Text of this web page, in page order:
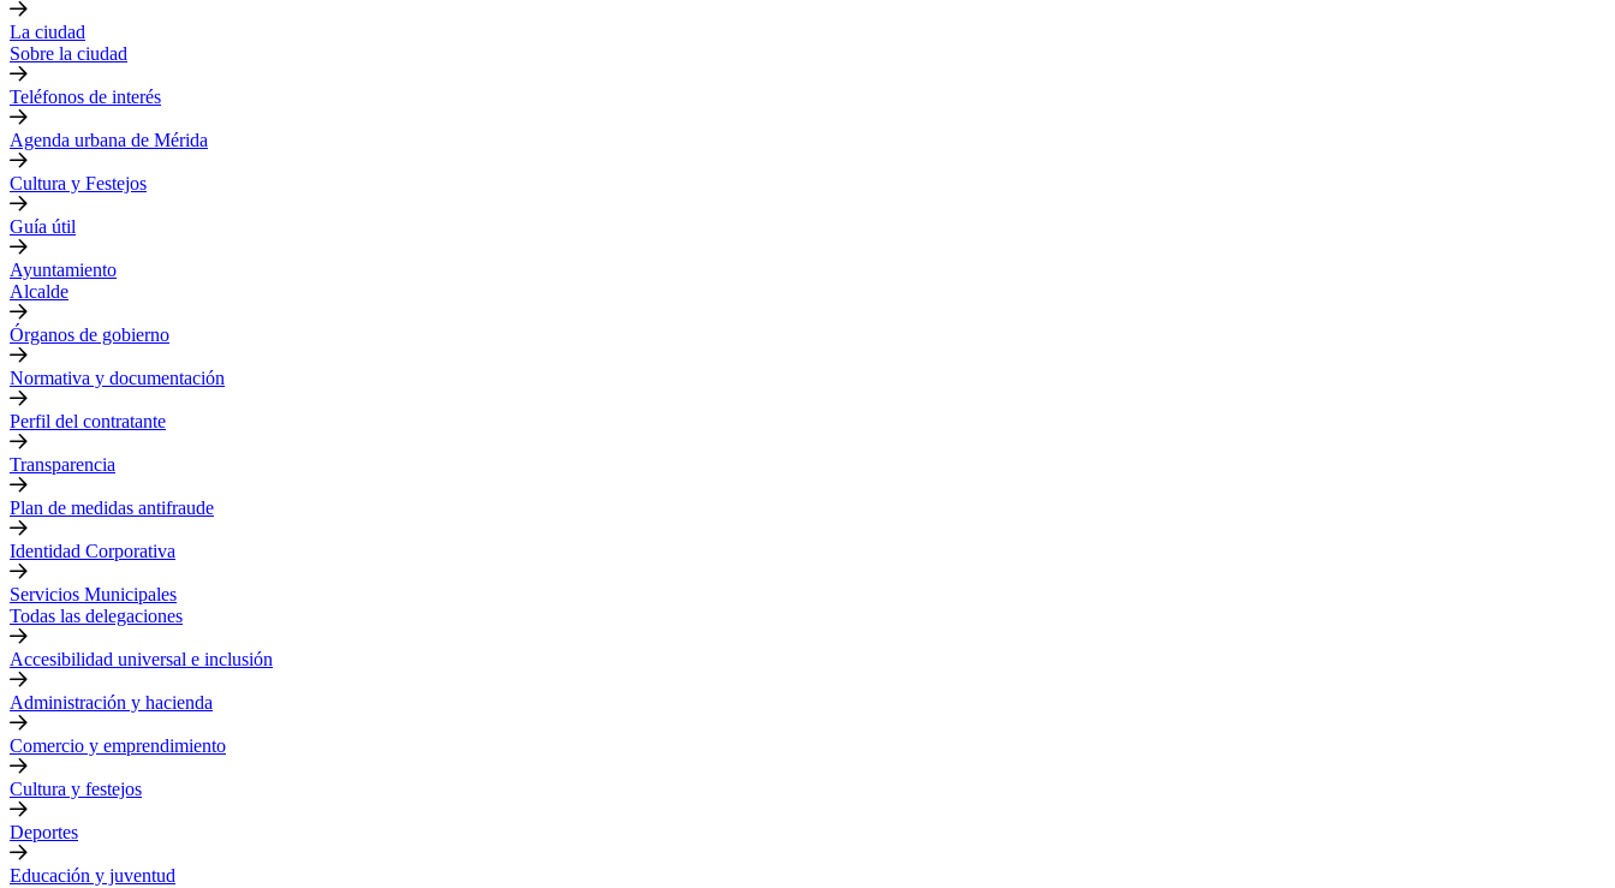
La ciudad
Sobre la ciudad
Teléfonos de interés
Agenda urbana de Mérida
Cultura y Festejos
Guía útil
Ayuntamiento
Alcalde
Órganos de gobierno
Normativa y documentación
Perfil del contratante
Transparencia
Plan de medidas antifraude
Identidad Corporativa
Servicios Municipales
Todas las delegaciones
Accesibilidad universal e inclusión
Administración y hacienda
Comercio y emprendimiento
Cultura y festejos
Deportes
Educación y juventud